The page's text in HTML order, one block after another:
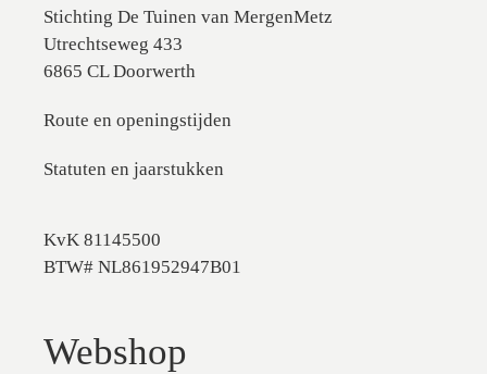
Stichting De Tuinen van MergenMetz
Utrechtseweg 433
6865 CL Doorwerth
Route en openingstijden
Statuten en jaarstukken
KvK 81145500
BTW# NL861952947B01
Webshop